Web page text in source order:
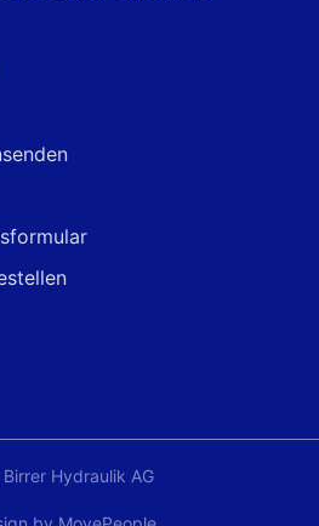
Hydraulik AG